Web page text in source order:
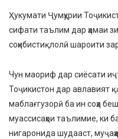
Ҳукумати Ҷумҳурии
сифати таълим дар ҳамаи
соҳибистиқлолӣ шароити
Чун маориф дар сиёсати
Тоҷикистон дар авлавият
маблағгузорӣ ба ин соҳа
муассисаҳои таълимие, ки
нигаронида шудааст,